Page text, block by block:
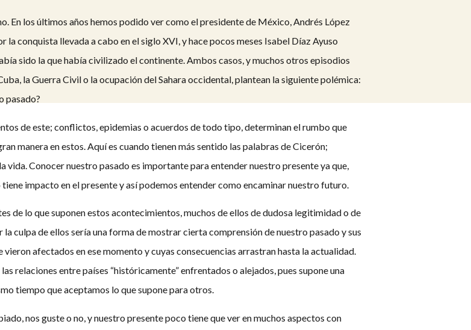
En los últimos años hemos podido ver como el presidente de México, Andrés López
conquista llevada a cabo en el siglo XVI, y hace pocos meses Isabel Díaz Ayuso
sido la que había civilizado el continente. Ambos casos, y muchos otros episodios
la Guerra Civil o la ocupación del Sahara occidental, plantean la siguiente polémica:
pasado?
de este; conflictos, epidemias o acuerdos de todo tipo, determinan el rumbo que
manera en estos. Aquí es cuando tienen más sentido las palabras de Cicerón;
vida. Conocer nuestro pasado es importante para entender nuestro presente ya que,
impacto en el presente y así podemos entender como encaminar nuestro futuro.
de lo que suponen estos acontecimientos, muchos de ellos de dudosa legitimidad o de
culpa de ellos sería una forma de mostrar cierta comprensión de nuestro pasado y sus
afectados en ese momento y cuyas consecuencias arrastran hasta la actualidad.
relaciones entre países “históricamente” enfrentados o alejados, pues supone una
tiempo que aceptamos lo que supone para otros.
nos guste o no, y nuestro presente poco tiene que ver en muchos aspectos con